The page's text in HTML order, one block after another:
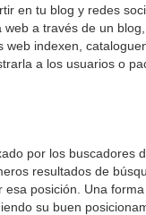
en tu blog y redes
a través de un
indexen,
a los usuarios o
por los buscadores
resultados de
posición. Una
su buen